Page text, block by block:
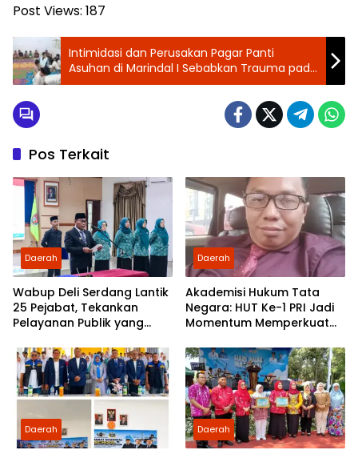
Post Views: 187
Intimidasi dan Perusakan Pagar Panti
Asuhan di Marindal I Sebabkan Trauma pada
Anak-anak, Satu Meninggal
Pos Terkait
Daerah
Wabup Deli Serdang Lantik
25 Pejabat, Tekankan
Pelayanan Publik yang
Daerah
Akademisi Hukum Tata
Negara: HUT Ke-1 PRI Jadi
Momentum Memperkuat
Pengabdian kepada
Rakyat
Daerah Daerah